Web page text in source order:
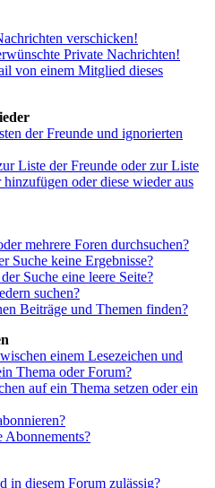
verschicken!
Private Nachrichten!
von einem Mitglied dieses
der Freunde und ignorierten
Liste der Freunde oder zur Liste
oder diese wieder aus
mehrere Foren durchsuchen?
Suche keine Ergebnisse?
Suche eine leere Seite?
suchen?
Beiträge und Themen finden?
einem Lesezeichen und
Thema oder Forum?
auf ein Thema setzen oder ein
Abonnements?
in diesem Forum zulässig?